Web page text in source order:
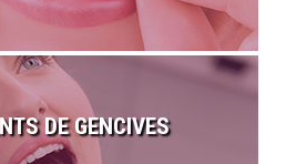
DE GENCIVES